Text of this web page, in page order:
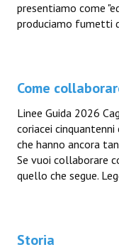
presentiamo come
produciamo fumetti
Come
Linee Guida 2026
coriacei cinquantenni
che hanno ancora
Se vuoi collaborare
quello che segue.
Storia